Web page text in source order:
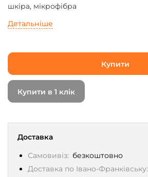
Доставка
Самовивіз: безкоштовно
Доставка по Івано-Франківську:
шкіра, мікрофібра
Детальніше
Купити
Купити в 1 клік